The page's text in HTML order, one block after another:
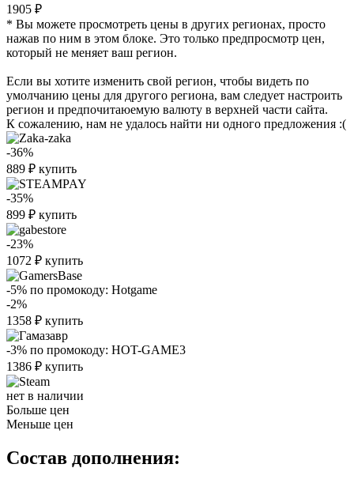
1905 ₽
* Вы можете просмотреть цены в других регионах, просто
нажав по ним в этом блоке. Это только предпросмотр цен,
который не меняет ваш регион.
Если вы хотите изменить свой регион, чтобы видеть по
умолчанию цены для другого региона, вам следует настроить
регион и предпочитаюемую валюту в верхней части сайта.
К сожалению, нам не удалось найти ни одного предложения :(
-36%
889 ₽ купить
-35%
899 ₽ купить
-23%
1072 ₽ купить
-5% по промокоду: Hotgame
-2%
1358 ₽ купить
-3% по промокоду: HOT-GAME3
1386 ₽ купить
нет в наличии
Больше цен
Меньше цен
Состав дополнения: